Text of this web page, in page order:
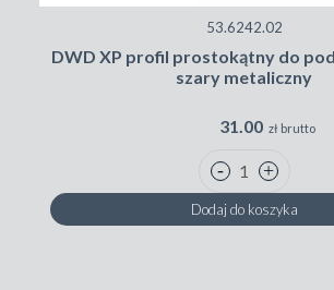
53.6242.02
DWD XP profil prostokątny do
szary metaliczny
31.00 zł brutto
Dodaj do koszyka